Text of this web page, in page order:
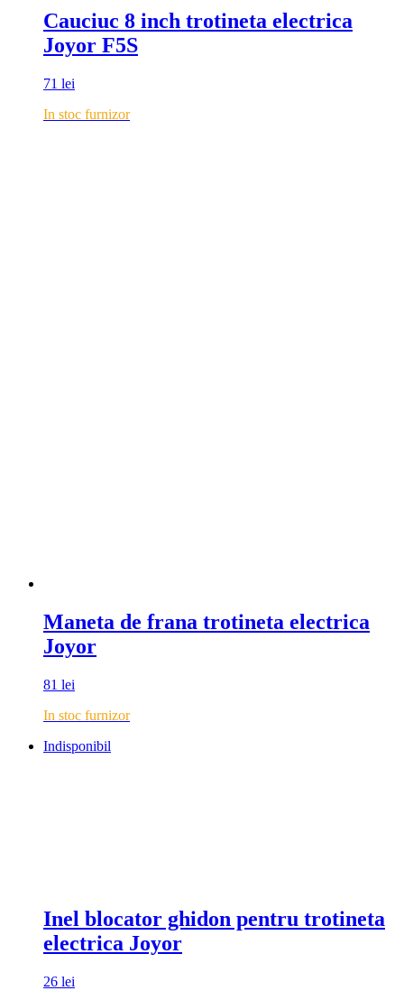
Cauciuc 8 inch trotineta electrica
Joyor F5S
71 lei
In stoc furnizor
Maneta de frana trotineta electrica
Joyor
81 lei
In stoc furnizor
Indisponibil
Inel blocator ghidon pentru trotineta
electrica Joyor
26 lei